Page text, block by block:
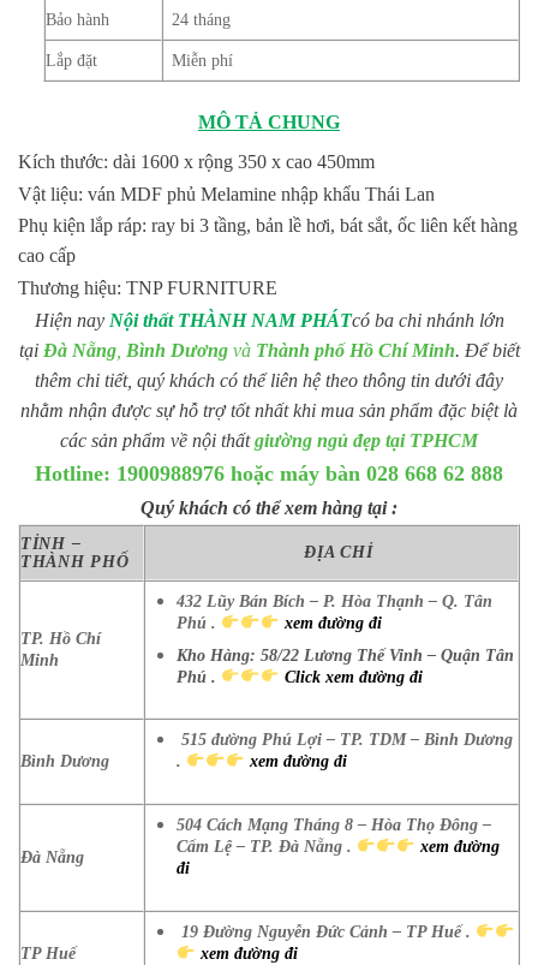
Bảo hành 24 tháng
Lắp đặt Miễn phí
MÔ TẢ CHUNG
Kích thước: dài 1600 x rộng 350 x cao 450mm
Vật liệu: ván MDF phủ Melamine nhập khẩu Thái Lan
Phụ kiện lắp ráp: ray bi 3 tầng, bản lề hơi, bát sắt, ốc liên kết hàng
cao cấp
Thương hiệu: TNP FURNITURE
Hiện nay Nội thất THÀNH NAM PHÁTcó ba chi nhánh lớn
tại Đà Nẵng, Bình Dươngvà Thành phố Hồ Chí Minh. Để biết
thêm chi tiết, quý khách có thể liên hệ theo thông tin dưới đây
nhằm nhận được sự hỗ trợ tốt nhất khi mua sản phẩm đặc biệt là
các sản phẩm về nội thấtgiường ngủ đẹp tại TPHCM
Hotline: 1900988976 hoặc máy bàn 028 668 62 888
Quý khách có thể xem hàng tại :
TỈNH –
THÀNH PHỐ
ĐỊA CHỈ
TP. Hồ Chí
Minh
432 Lũy Bán Bích – P. Hòa Thạnh – Q. Tân
Phú .
xem đường đi
Kho Hàng: 58/22 Lương Thế Vinh – Quận Tân
Phú .
Click xem đường đi
Bình Dương
515 đường Phú Lợi – TP. TDM – Bình Dương
.
xem đường đi
Đà Nẵng
504 Cách Mạng Tháng 8 – Hòa Thọ Đông –
Cẩm Lệ – TP. Đà Nẵng .
xem đường
đi
TP Huế
19 Đường Nguyễn Đức Cảnh – TP Huế .
xem đường đi